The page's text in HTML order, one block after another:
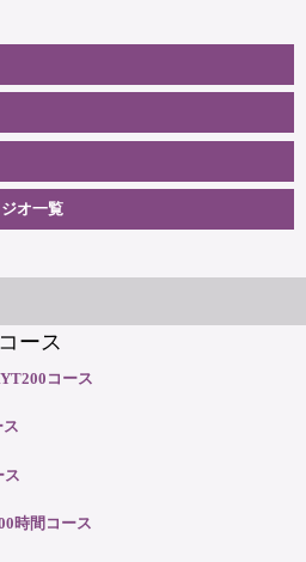
さいませ。
ます会員証、特典のチケットに
ッシュアップセミナー、ワーク
受講料納付後のキャンセルにつ
１０日前までにお申し出頂いた
ます。
のキャンセルについてはご返金
承くださいませ。
予めご了承くださいませ。
お申し出につきましては、原則
サポート体制
体験説明会
＆交通のご案内
ップ
オ一覧
号 本町野村ビルB1F
ース
コース
資格取得コース
トラクター資格コース
ス
資格コース
時間コース